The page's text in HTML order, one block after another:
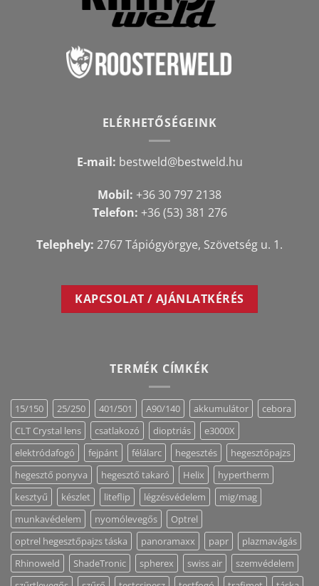
ELÉRHETŐSÉGEINK
E-mail: bestweld@bestweld.hu
Mobil: +36 30 797 2138
Telefon: +36 (53) 381 276
Telephely: 2767 Tápiógyörgye, Szövetség u. 1.
KAPCSOLAT / AJÁNLATKÉRÉS
TERMÉK CÍMKÉK
15/150 25/250 401/501 A90/140 akkumulátor
cebora
CLT Crystal lens
csatlakozó dioptriás
e3000X
elektródafogó
fejpánt félálarc hegesztés
hegesztőpajzs
hegesztő ponyva
hegesztő takaró Helix
hypertherm
kesztyű
készlet liteflip légzésvédelem
mig/mag
munkavédelem
nyomólevegős
Optrel
optrel hegesztőpajzs táska
panoramaxx papr
plazmavágás
Rhinoweld
ShadeTronic spherex swiss air
szemvédelem